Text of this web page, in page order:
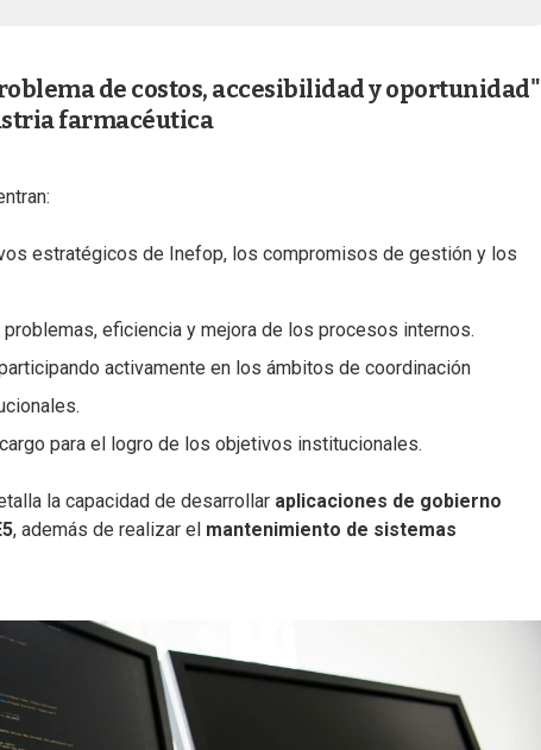
de costos, accesibilidad y oportunidad"
farmacéutica
estratégicos de Inefop, los compromisos de gestión y los
eficiencia y mejora de los procesos internos.
activamente en los ámbitos de coordinación
para el logro de los objetivos institucionales.
la capacidad de desarrollar aplicaciones de gobierno
, además de realizar el mantenimiento de sistemas